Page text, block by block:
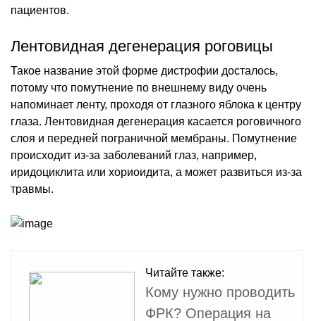
пациентов.
Лентовидная дегенерация роговицы
Такое название этой форме дистрофии досталось,
потому что помутнение по внешнему виду очень
напоминает ленту, проходя от глазного яблока к центру
глаза. Лентовидная дегенерация касается роговичного
слоя и передней пограничной мембраны. Помутнение
происходит из-за заболеваний глаз, например,
иридоциклита или хориоидита, а может развиться из-за
травмы.
Читайте также:
Кому нужно проводить
ФРК? Операция на